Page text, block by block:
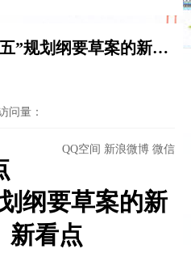
两会新华视点｜“十五五”规划纲要草案的新指标、新看点
问量：
QQ空间 新浪微博 微信
纲要草案的新
新看点